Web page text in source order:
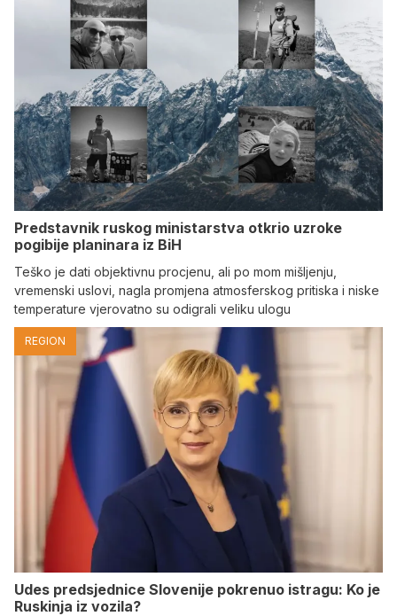
Predstavnik ruskog ministarstva otkrio uzroke
pogibije planinara iz BiH
Teško je dati objektivnu procjenu, ali po mom mišljenju,
vremenski uslovi, nagla promjena atmosferskog pritiska i niske
temperature vjerovatno su odigrali veliku ulogu
REGION
Udes predsjednice Slovenije pokrenuo istragu: Ko je
Ruskinja iz vozila?